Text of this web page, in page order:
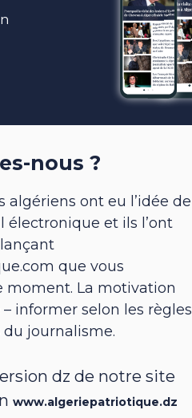
nous ?
algériens ont eu l’idée de
électronique et ils l’ont
que vous
moment. La motivation
informer selon les règles
journalisme.
dz de notre site
www.algeriepatriotique.dz